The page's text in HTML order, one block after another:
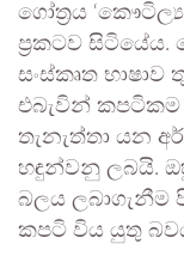
ගෝත්‍රය
ප්‍රකටව
සංස්කෘත භාෂාව
එබැවින් කපටිකම
තැනැත්තා යන
හඳුන්වනු ලබයි.
බලය ලබාගැනීම
කපටි විය යුතු